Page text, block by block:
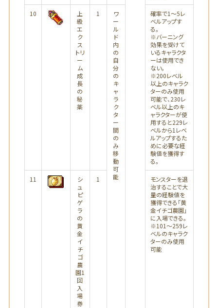
10
上
級
エ
ク
ス
トリ
ー
ム
成
長
の
秘
薬
1
ワ
ー
ル
ド
内
の
自
分
の
キ
ャ
ラ
ク
タ
ー
間
の
み
移
動
可
能
確率で1～5レ
ベルアップす
る。
※バーニング
効果を受けて
いるキャラクタ
ーは使用でき
ない。
※200レベル
以上のキャラク
ターのみ使用
可能で、230レ
ベル以上のキ
ャラクターが使
用すると229レ
ベルから1レベ
ルアップするた
めに必要な経
験値を獲得す
る。
11
シ
ュ
ピ
ゲ
ラ
の
黄
金
イ
チ
ゴ
農
園1
回
入
場
券
1
モンスターを退
治することで大
量の経験値を
獲得できる「黄
金イチゴ農園」
に入場できる。
※101～259レ
ベルのキャラク
ターのみ使用
可能